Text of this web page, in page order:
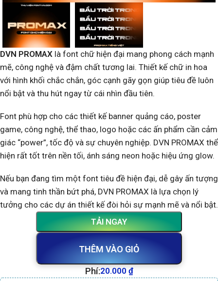
DVN PROMAX là font chữ hiện đại mang phong cách mạnh
mẽ, công nghệ và đậm chất tương lai. Thiết kế chữ in hoa
với hình khối chắc chắn, góc cạnh gãy gọn giúp tiêu đề luôn
nổi bật và thu hút ngay từ cái nhìn đầu tiên.
Font phù hợp cho các thiết kế banner quảng cáo, poster
game, công nghệ, thể thao, logo hoặc các ấn phẩm cần cảm
giác “power”, tốc độ và sự chuyên nghiệp. DVN PROMAX thể
hiện rất tốt trên nền tối, ánh sáng neon hoặc hiệu ứng glow.
Nếu bạn đang tìm một font tiêu đề hiện đại, dễ gây ấn tượng
và mang tinh thần bứt phá, DVN PROMAX là lựa chọn lý
tưởng cho các dự án thiết kế đòi hỏi sự mạnh mẽ và nổi bật.
THÊM VÀO GIỎ
TẢI NGAY
Phí:20.000 ₫